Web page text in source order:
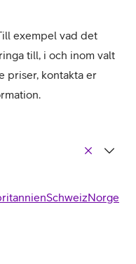
exempel vad det
till, i och inom valt
priser, kontakta er
SchweizNorge